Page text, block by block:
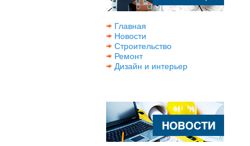
Главная
Новости
Строительство
Ремонт
Дизайн и интерьер